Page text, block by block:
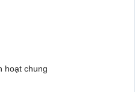
hoạt chung